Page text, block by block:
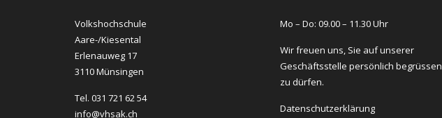
Volkshochschule
Aare-/Kiesental
Erlenauweg 17
3110 Münsingen
Tel. 031 721 62 54
info@vhsak.ch
Mo – Do: 09.00 – 11.30 Uhr
Wir freuen uns, Sie auf unserer
Geschäftsstelle persönlich begrüssen
zu dürfen.
Datenschutzerklärung